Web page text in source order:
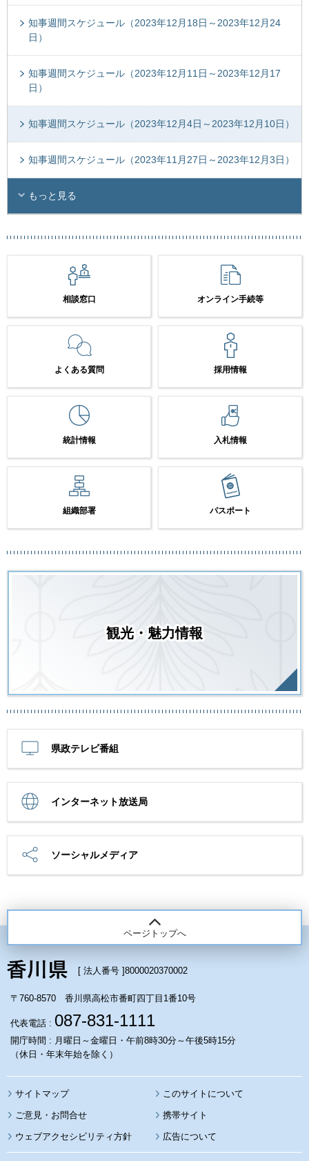
知事週間スケジュール（2023年12月18日～2023年12月24
日）
知事週間スケジュール（2023年12月11日～2023年12月17
日）
知事週間スケジュール（2023年12月4日～2023年12月10日）
知事週間スケジュール（2023年11月27日～2023年12月3日）
もっと見る
相談窓口 オンライン手続等
よくある質問 採用情報
統計情報 入札情報
組織部署 パスポート
観光・魅力情報
県政テレビ番組
インターネット放送局
ソーシャルメディア
ページトップへ
[ 法人番号 ]8000020370002
〒760-8570 香川県高松市番町四丁目1番10号
代表電話 : 087-831-1111
開庁時間 : 月曜日～金曜日・午前8時30分～午後5時15分
（休日・年末年始を除く）
サイトマップ このサイトについて
携帯サイト
ウェブアクセシビリティ方針 広告について